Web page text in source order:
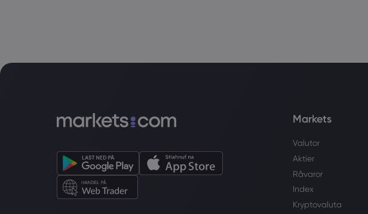
Markets
Valutor
Aktier
Råvaror
Index
Kryptovaluta